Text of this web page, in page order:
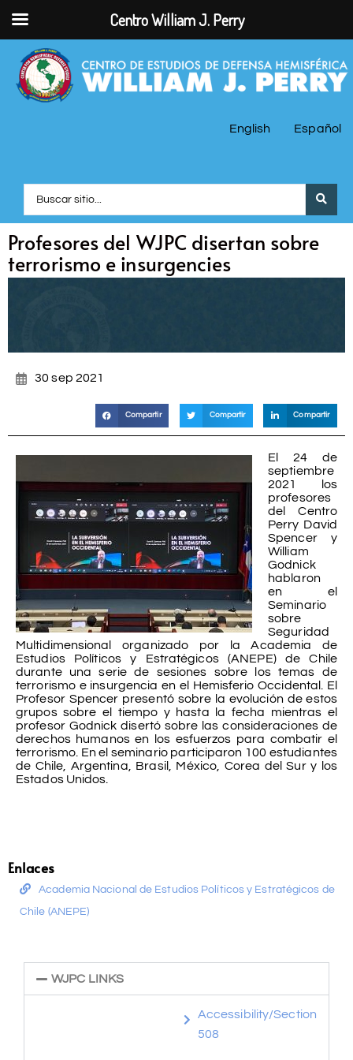
English Español
Profesores del WJPC disertan sobre
terrorismo e insurgencies
30 sep 2021
Compartir Compartir Compartir
El 24 de
septiembre
2021 los
profesores
del Centro
Perry David
Spencer y
William
Godnick
hablaron
en el
Seminario
sobre
Seguridad
Multidimensional organizado por la Academia de
Estudios Políticos y Estratégicos (ANEPE) de Chile
durante una serie de sesiones sobre los temas de
terrorismo e insurgencia en el Hemisferio Occidental. El
Profesor Spencer presentó sobre la evolución de estos
grupos sobre el tiempo y hasta la fecha mientras el
profesor Godnick disertó sobre las consideraciones de
derechos humanos en los esfuerzos para combatir el
terrorismo. En el seminario participaron 100 estudiantes
de Chile, Argentina, Brasil, México, Corea del Sur y los
Estados Unidos.
Enlaces
Academia Nacional de Estudios Políticos y Estratégicos de
Chile (ANEPE)
WJPC LINKS
Accessibility/Section
508
Centro William J. Perry